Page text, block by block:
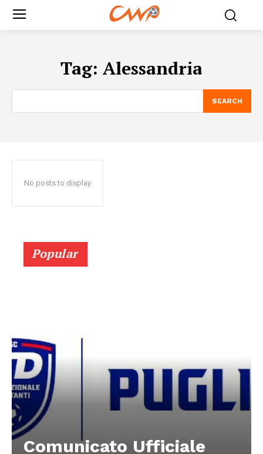
Tag: Alessandria
SEARCH
No posts to display
Popular
Comunicato Ufficiale